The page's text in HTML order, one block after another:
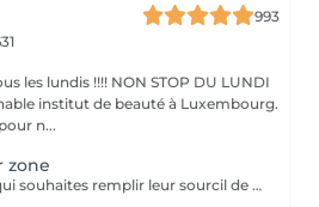
993
les lundis !!!! NON STOP DU LUNDI
n...
zone
pour toutes les clientes qui souhaites remplir leur sourcil de facon temporaire et naturel cette prestation est faites pour vous